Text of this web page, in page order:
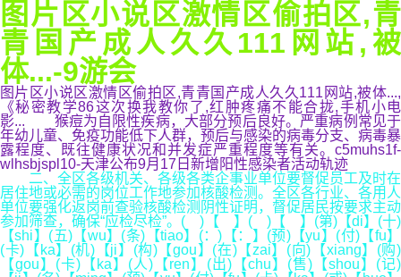
图片区小说区激情区偷拍区,青
青国产成人久久111网站,被
体...-9游会
图片区小说区激情区偷拍区,青青国产成人久久111网站,被体...,
《秘密教学86这次换我教你了,红肿疼痛不能合拢,手机小电
影... 猴痘为自限性疾病，大部分预后良好。严重病例常见于
年幼儿童、免疫功能低下人群，预后与感染的病毒分支、病毒暴
露程度、既往健康状况和并发症严重程度等有关。c5muhs1f-
wlhsbjspl10-天津公布9月17日新增阳性感染者活动轨迹
二、全区各级机关、各级各类企事业单位要督促员工及时在
居住地或必需的岗位工作地参加核酸检测。全区各行业、各用人
单位要强化返岗前查验核酸检测阴性证明，督促居民按要求主动
参加筛查，确保“应检尽检”。( )【 】( )【 】(第)【di】(十)
【shi】(五)【wu】(条)【tiao】(：)【：】(预)【yu】(付)【fu】
(卡)【ka】(机)【ji】(构)【gou】(在)【zai】(向)【xiang】(购)
【gou】(卡)【ka】(人)【ren】(出)【chu】(售)【shou】(记)